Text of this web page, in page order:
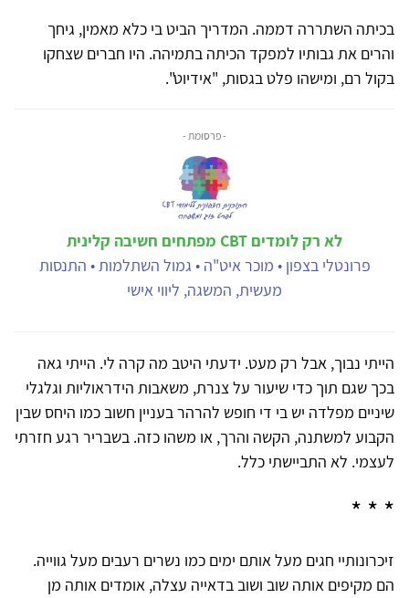
בכיתה השתררה דממה. המדריך הביט בי כלא מאמין, גיחך
והרים את גבותיו למפקד הכיתה בתמיהה. היו חברים שצחקו
בקול רם, ומישהו פלט בגסות, "אידיוט".
- פרסומת -
לא רק לומדים CBT מפתחים חשיבה קלינית
פרונטלי בצפון • מוכר איט"ה • גמול השתלמות • התנסות
מעשית, המשגה, ליווי אישי
הייתי נבוך, אבל רק מעט. ידעתי היטב מה קרה לי. הייתי גאה
בכך שגם תוך כדי שיעור על צנרת, משאבות הידראוליות וגלגלי
שיניים מפלדה יש בי די חופש להרהר בעניין חשוב כמו היחס שבין
הקבוע למשתנה, הקשה והרך, או משהו כזה. בשבריר רגע חזרתי
לעצמי. לא התביישתי כלל.
* * *
זיכרונותיי חגים מעל אותם ימים כמו נשרים רעבים מעל גווייה.
הם מקיפים אותה שוב ושוב בדאייה עצלה, אומדים אותה מן